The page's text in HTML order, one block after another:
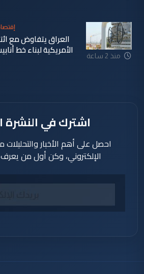
منذ 2 ساعة
العراق يتفاوض مع
الأمريكية لبناء خط أنابيب بقيمة
اشترك في النشرة
احصل على أهم الأخبار والتحليلات
الإلكتروني، وكن أول من يعرف